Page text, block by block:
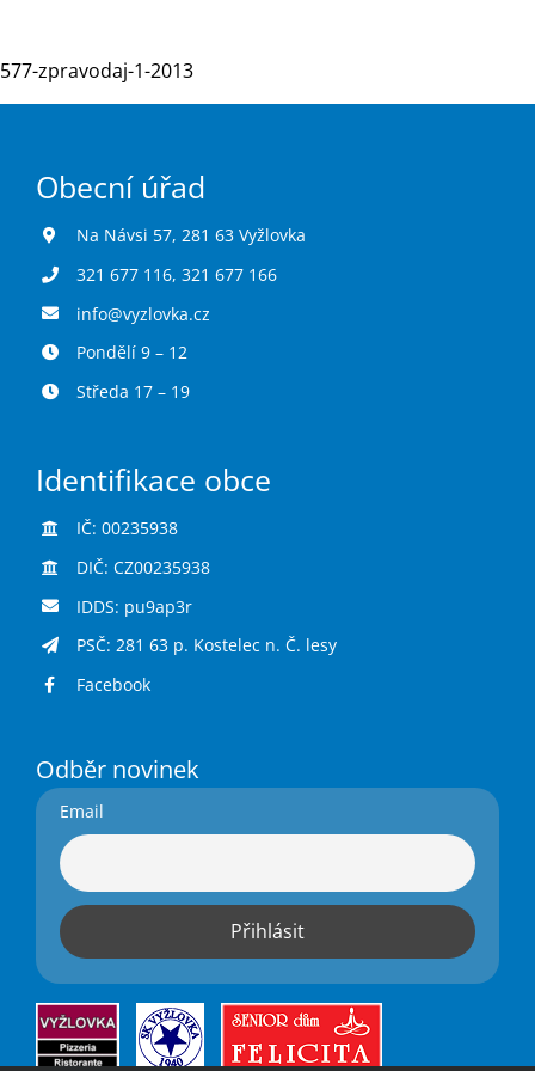
Hlášení závad
577-zpravodaj-1-2013
Obecní úřad
Na Návsi 57, 281 63 Vyžlovka
321 677 116, 321 677 166
info@vyzlovka.cz
Pondělí 9 – 12
Středa 17 – 19
Identifikace obce
IČ: 00235938
DIČ: CZ00235938
IDDS: pu9ap3r
PSČ: 281 63 p. Kostelec n. Č. lesy
Facebook
Odběr novinek
Email